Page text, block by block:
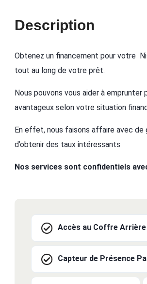
Description
Obtenez un financement pour votre
tout au long de votre prêt.
Nous pouvons vous aider à
avantageux selon votre situation
En effet, nous faisons affaire avec
d’obtenir des taux intéressants
Nos services sont confidentiels
Accès au Coffre Arrière
Capteur de Présence